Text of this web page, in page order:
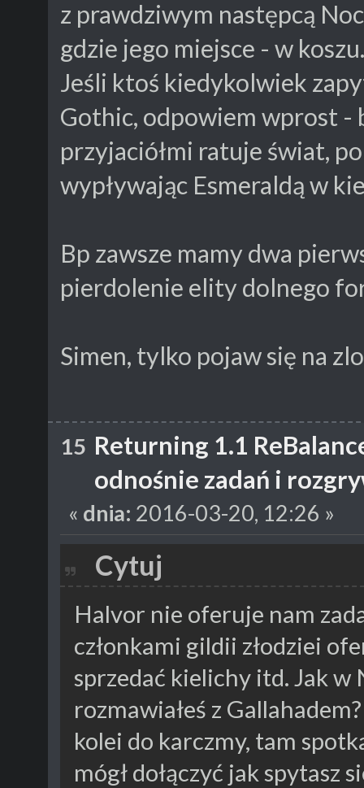
z prawdziwym następcą
gdzie jego miejsce - w koszu.
Jeśli ktoś kiedykolwiek
Gothic, odpowiem wprost -
przyjaciółmi ratuje świat,
wypływając Esmeraldą w
Bp zawsze mamy dwa
pierdolenie elity dolnego
Simen, tylko pojaw się na
15 Returning 1.1
odnośnie zadań i
« dnia: 2016-03-20, 12:26 »
Cytuj
Halvor nie oferuje nam
członkami gildii złodziei
sprzedać kielichy itd. Jak w
rozmawiałeś z
kolei do karczmy, tam
mógł dołączyć jak spytasz